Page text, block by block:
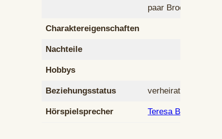
paar Brocken
Charaktereigenschaften
Nachteile
Hobbys
Beziehungsstatus verheiratet, später
Hörspielsprecher Teresa Boning